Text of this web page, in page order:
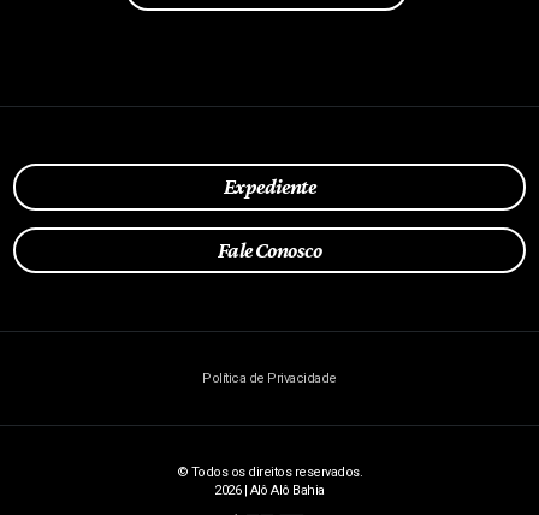
Expediente
Fale Conosco
Política de Privacidade
© Todos os direitos reservados.
2026 | Alô Alô Bahia